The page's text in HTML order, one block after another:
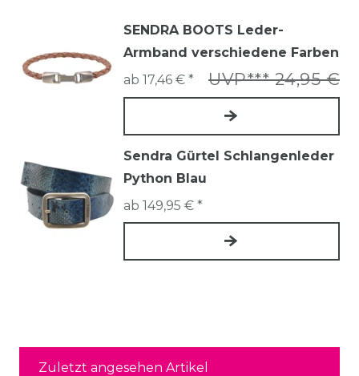
SENDRA BOOTS Leder-
Armband verschiedene Farben
UVP*** 24,95 €
ab 17,46 € *
Sendra Gürtel Schlangenleder
Python Blau
ab 149,95 € *
Zuletzt angesehen Artikel